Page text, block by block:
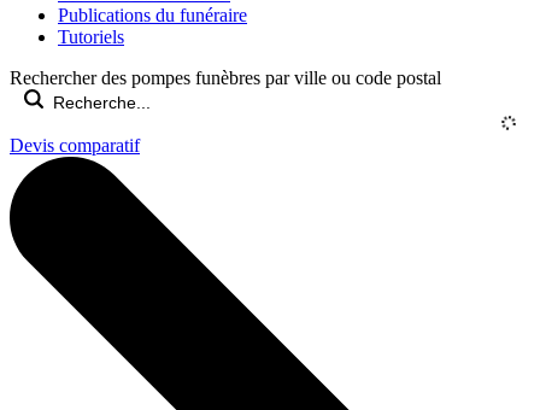
Publications du funéraire
Tutoriels
Rechercher des pompes funèbres par ville ou code postal
Devis comparatif